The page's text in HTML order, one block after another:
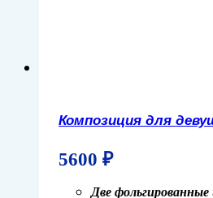
Композиция для
5600 ₽
Две